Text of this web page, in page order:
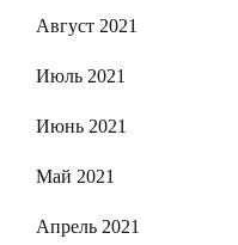
Август 2021
Июль 2021
Июнь 2021
Май 2021
Апрель 2021